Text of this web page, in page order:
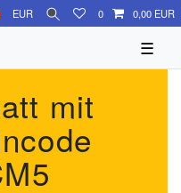
EUR 0 0,00 EUR
☰
mit